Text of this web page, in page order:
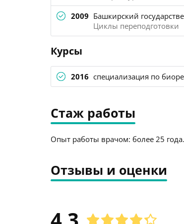
2009 Башкирский
Циклы переподготовки
Курсы
2016 специализация по
Стаж работы
Опыт работы врачом: более 25 года.
Отзывы и оценки